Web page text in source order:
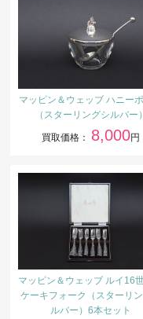
マッピン＆ウェッブ ハニー
（スターリングシルバー）
買取価格： 8,000円
マッピン＆ウェッブ ルイ16
ケーキフォーク（スターリ
ルバー）6本セット